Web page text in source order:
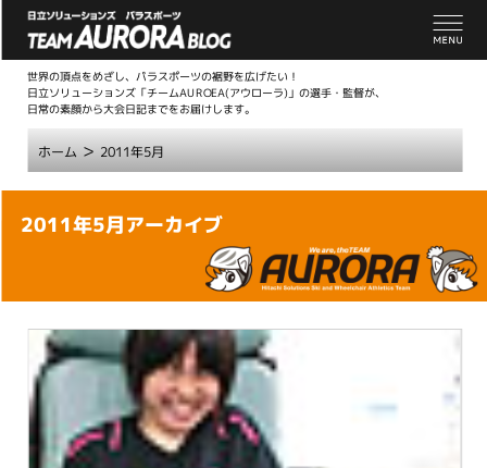
世界の頂点をめざし、パラスポーツの裾野を広げたい！
日立ソリューションズ「チームAUROEA(アウローラ)」の選手・監督が、
日常の素顔から大会日記までをお届けします。
ホーム > 2011年5月
本
2011年5月アーカイブ